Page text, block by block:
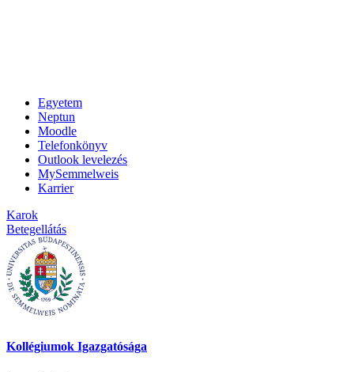
Egyetem
Neptun
Moodle
Telefonkönyv
Outlook levelezés
MySemmelweis
Karrier
Karok
Betegellátás
Kollégiumok Igazgatósága